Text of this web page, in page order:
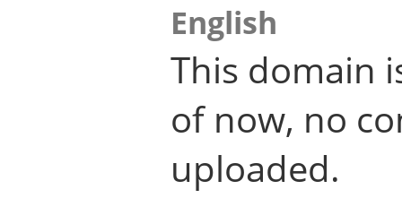
English
This domain
of now, no
uploaded.